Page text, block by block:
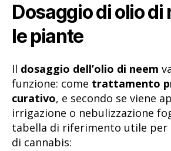
Dosaggio di olio di
le piante
Il dosaggio dell’olio di neem
funzione: come trattamento
curativo, e secondo se viene
irrigazione o nebulizzazione
tabella di riferimento utile per
di cannabis: